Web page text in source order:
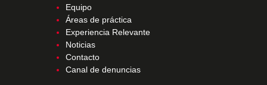
Equipo
Áreas de práctica
Experiencia Relevante
Noticias
Contacto
Canal de denuncias